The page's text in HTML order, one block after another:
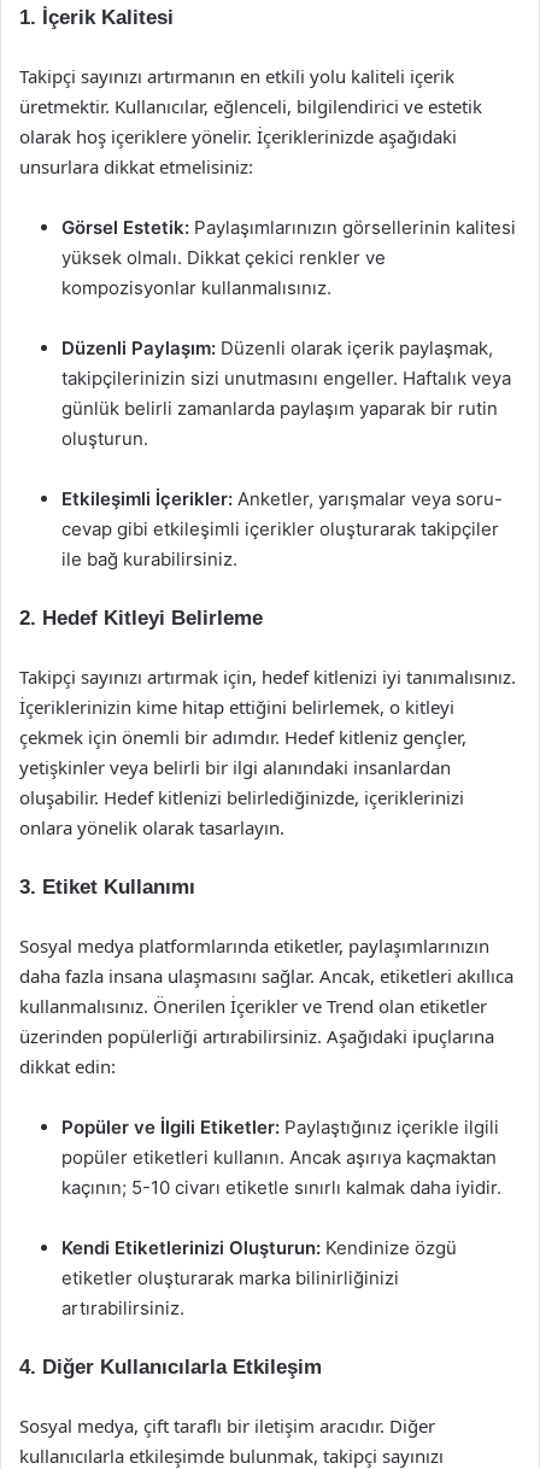
1. İçerik Kalitesi
Takipçi sayınızı artırmanın en etkili yolu kaliteli içerik
üretmektir. Kullanıcılar, eğlenceli, bilgilendirici ve estetik
olarak hoş içeriklere yönelir. İçeriklerinizde aşağıdaki
unsurlara dikkat etmelisiniz:
Görsel Estetik: Paylaşımlarınızın görsellerinin kalitesi
yüksek olmalı. Dikkat çekici renkler ve
kompozisyonlar kullanmalısınız.
Düzenli Paylaşım: Düzenli olarak içerik paylaşmak,
takipçilerinizin sizi unutmasını engeller. Haftalık veya
günlük belirli zamanlarda paylaşım yaparak bir rutin
oluşturun.
Etkileşimli İçerikler: Anketler, yarışmalar veya soru-
cevap gibi etkileşimli içerikler oluşturarak takipçiler
ile bağ kurabilirsiniz.
2. Hedef Kitleyi Belirleme
Takipçi sayınızı artırmak için, hedef kitlenizi iyi tanımalısınız.
İçeriklerinizin kime hitap ettiğini belirlemek, o kitleyi
çekmek için önemli bir adımdır. Hedef kitleniz gençler,
yetişkinler veya belirli bir ilgi alanındaki insanlardan
oluşabilir. Hedef kitlenizi belirlediğinizde, içeriklerinizi
onlara yönelik olarak tasarlayın.
3. Etiket Kullanımı
Sosyal medya platformlarında etiketler, paylaşımlarınızın
daha fazla insana ulaşmasını sağlar. Ancak, etiketleri akıllıca
kullanmalısınız. Önerilen İçerikler ve Trend olan etiketler
üzerinden popülerliği artırabilirsiniz. Aşağıdaki ipuçlarına
dikkat edin:
Popüler ve İlgili Etiketler: Paylaştığınız içerikle ilgili
popüler etiketleri kullanın. Ancak aşırıya kaçmaktan
kaçının; 5-10 civarı etiketle sınırlı kalmak daha iyidir.
Kendi Etiketlerinizi Oluşturun: Kendinize özgü
etiketler oluşturarak marka bilinirliğinizi
artırabilirsiniz.
4. Diğer Kullanıcılarla Etkileşim
Sosyal medya, çift taraflı bir iletişim aracıdır. Diğer
kullanıcılarla etkileşimde bulunmak, takipçi sayınızı